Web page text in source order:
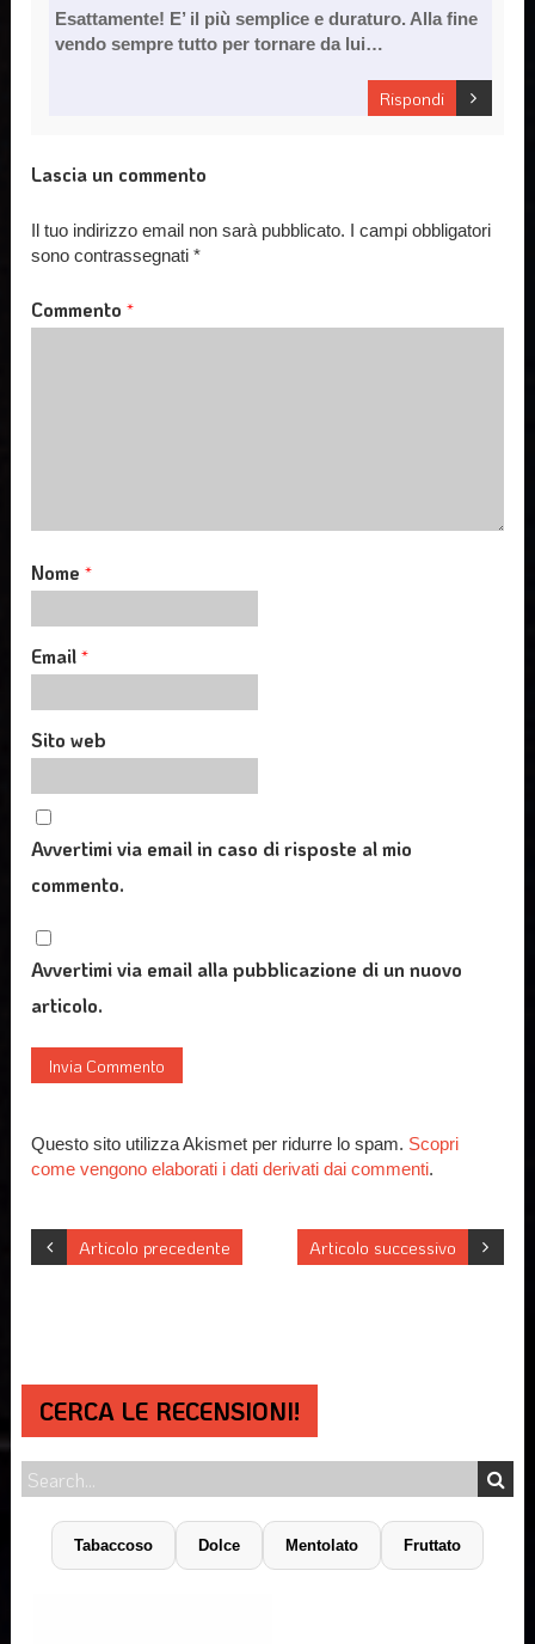
Esattamente! E’ il più semplice e duraturo. Alla fine
vendo sempre tutto per tornare da lui…
Rispondi
Lascia un commento
Il tuo indirizzo email non sarà pubblicato. I campi obbligatori
sono contrassegnati*
Commento*
Nome*
Email*
Sito web
Avvertimi via email in caso di risposte al mio
commento.
Avvertimi via email alla pubblicazione di un nuovo
articolo.
Questo sito utilizza Akismet per ridurre lo spam. Scopri
come vengono elaborati i dati derivati dai commenti.
Articolo successivo
Articolo precedente
CERCA LE RECENSIONI!
Tabaccoso Dolce Mentolato Fruttato